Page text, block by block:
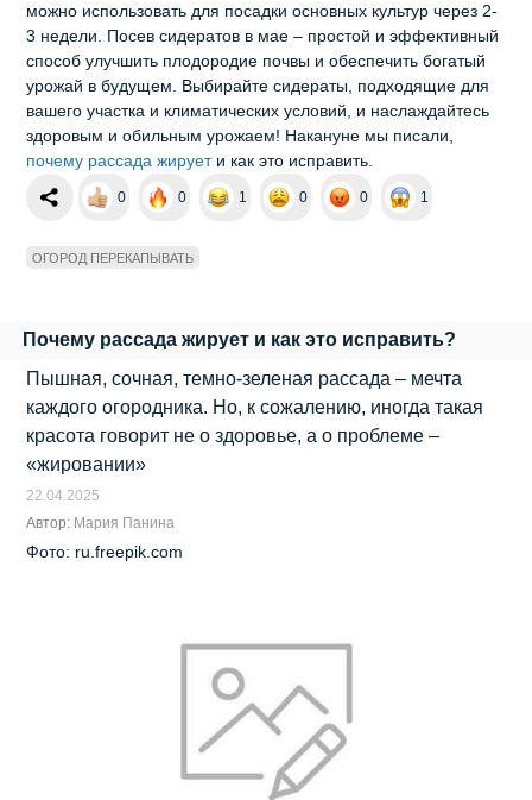
можно использовать для посадки основных культур через 2-
3 недели. Посев сидератов в мае – простой и эффективный
способ улучшить плодородие почвы и обеспечить богатый
урожай в будущем. Выбирайте сидераты, подходящие для
вашего участка и климатических условий, и наслаждайтесь
здоровым и обильным урожаем! Накануне мы писали,
почему рассада жируети как это исправить.
0 0 1 0 0 1
ОГОРОД ПЕРЕКАПЫВАТЬ
Почему рассада жирует и как это исправить?
Пышная, сочная, темно-зеленая рассада – мечта
каждого огородника. Но, к сожалению, иногда такая
красота говорит не о здоровье, а о проблеме –
«жировании»
22.04.2025
Автор: Мария Панина
Фото: ru.freepik.com